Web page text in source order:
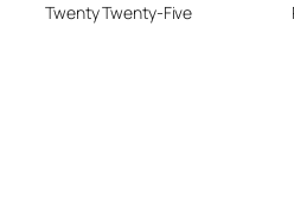
Twenty Twenty-Five